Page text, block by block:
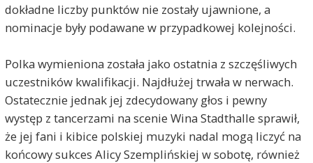
dokładne liczby punktów nie zostały ujawnione, a
nominacje były podawane w przypadkowej kolejności.
Polka wymieniona została jako ostatnia z szczęśliwych
uczestników kwalifikacji. Najdłużej trwała w nerwach.
Ostatecznie jednak jej zdecydowany głos i pewny
występ z tancerzami na scenie Wina Stadthalle sprawił,
że jej fani i kibice polskiej muzyki nadal mogą liczyć na
końcowy sukces Alicy Szemplińskiej w sobotę, również